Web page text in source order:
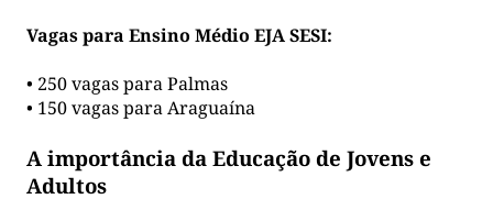
Vagas para Ensino Médio EJA SESI:
• 250 vagas para Palmas
• 150 vagas para Araguaína
A importância da Educação de Jovens e
Adultos